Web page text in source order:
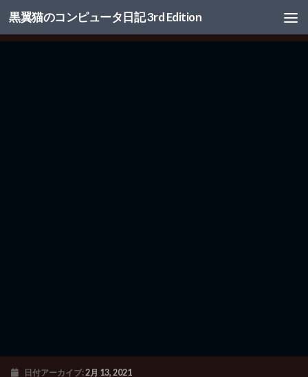
コンテンツへスキップ
黒翼猫のコンピュータ日記 3rd Edition
日付アーカイブ:2月 13, 2021